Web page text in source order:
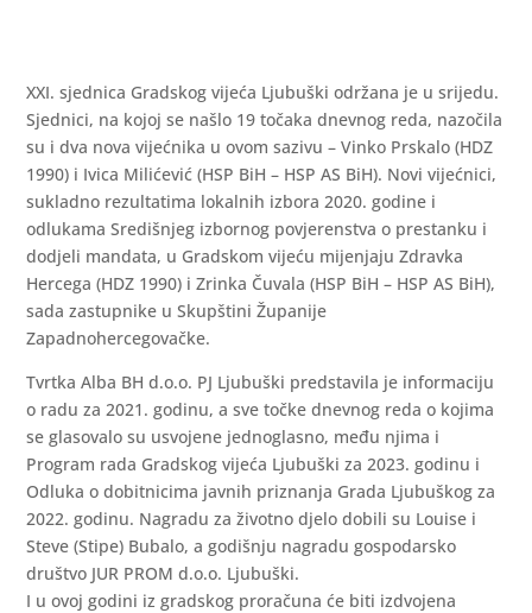
XXI. sjednica Gradskog vijeća Ljubuški održana je u srijedu.
Sjednici, na kojoj se našlo 19 točaka dnevnog reda, nazočila
su i dva nova vijećnika u ovom sazivu – Vinko Prskalo (HDZ
1990) i Ivica Milićević (HSP BiH – HSP AS BiH). Novi vijećnici,
sukladno rezultatima lokalnih izbora 2020. godine i
odlukama Središnjeg izbornog povjerenstva o prestanku i
dodjeli mandata, u Gradskom vijeću mijenjaju Zdravka
Hercega (HDZ 1990) i Zrinka Čuvala (HSP BiH – HSP AS BiH),
sada zastupnike u Skupštini Županije
Zapadnohercegovačke.
Tvrtka Alba BH d.o.o. PJ Ljubuški predstavila je informaciju
o radu za 2021. godinu, a sve točke dnevnog reda o kojima
se glasovalo su usvojene jednoglasno, među njima i
Program rada Gradskog vijeća Ljubuški za 2023. godinu i
Odluka o dobitnicima javnih priznanja Grada Ljubuškog za
2022. godinu. Nagradu za životno djelo dobili su Louise i
Steve (Stipe) Bubalo, a godišnju nagradu gospodarsko
društvo JUR PROM d.o.o. Ljubuški.
I u ovoj godini iz gradskog proračuna će biti izdvojena